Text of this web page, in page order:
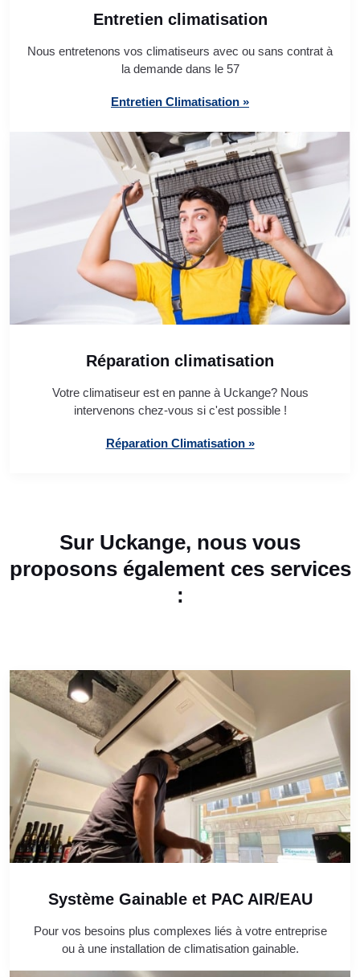
Entretien climatisation
Nous entretenons vos climatiseurs avec ou sans contrat à
la demande dans le 57
Entretien Climatisation »
Réparation climatisation
Votre climatiseur est en panne à Uckange? Nous
intervenons chez-vous si c'est possible !
Réparation Climatisation »
Sur Uckange, nous vous
proposons également ces services
:
Système Gainable et PAC AIR/EAU
Pour vos besoins plus complexes liés à votre entreprise
ou à une installation de climatisation gainable.